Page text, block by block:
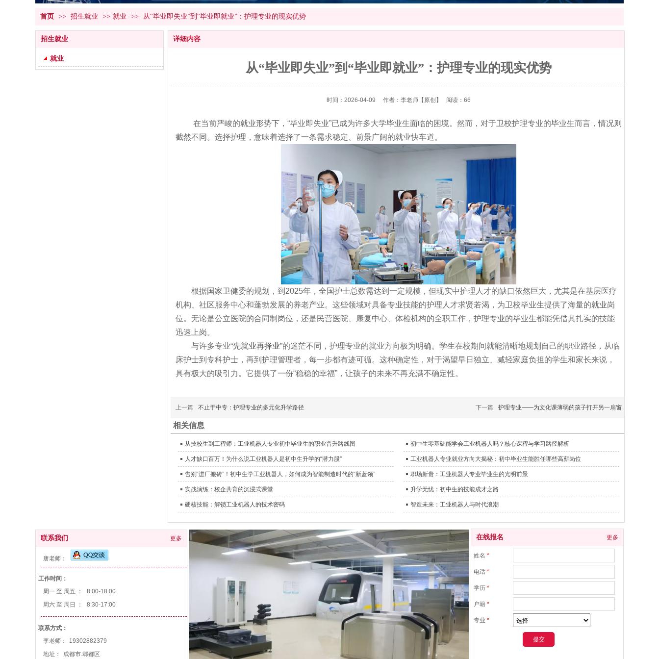
首页 >> 招生就业 >> 就业 >> 从“毕业即失业”到“毕业即就业”：护理专业的现实优势
招生就业
就业
详细内容
从“毕业即失业”到“毕业即就业”：护理专业的现实优势
时间：2026-04-09 作者：李老师 【原创】 阅读：66
在当前严峻的就业形势下，“毕业即失业”已成为许多大学毕业生面临的困境。然而，对于卫校护理专业的毕业生而言，情况则
截然不同。选择护理，意味着选择了一条需求稳定、前景广阔的就业快车道。
根据国家卫健委的规划，到2025年，全国护士总数需达到一定规模，但现实中护理人才的缺口依然巨大，尤其是在基层医疗
机构、社区服务中心和蓬勃发展的养老产业。这些领域对具备专业技能的护理人才求贤若渴，为卫校毕业生提供了海量的就业岗
位。无论是公立医院的合同制岗位，还是民营医院、康复中心、体检机构的全职工作，护理专业的毕业生都能凭借其扎实的技能
迅速上岗。
与许多专业“先就业再择业”的迷茫不同，护理专业的就业方向极为明确。学生在校期间就能清晰地规划自己的职业路径，从临
床护士到专科护士，再到护理管理者，每一步都有迹可循。这种确定性，对于渴望早日独立、减轻家庭负担的学生和家长来说，
具有极大的吸引力。它提供了一份“稳稳的幸福”，让孩子的未来不再充满不确定性。
上一篇 不止于中专：护理专业的多元化升学路径 下一篇 护理专业——为文化课薄弱的孩子打开另一扇窗
相关信息
从技校生到工程师：工业机器人专业初中毕业生的职业晋升路线图 初中生零基础能学会工业机器人吗？核心课程与学习路径解析
人才缺口百万！为什么说工业机器人是初中生升学的“潜力股” 工业机器人专业就业方向大揭秘：初中毕业生能胜任哪些高薪岗位
告别“进厂搬砖”！初中生学工业机器人，如何成为智能制造时代的“新蓝领” 职场新贵：工业机器人专业毕业生的光明前景
实战演练：校企共育的沉浸式课堂 升学无忧：初中生的技能成才之路
硬核技能：解锁工业机器人的技术密码 智造未来：工业机器人与时代浪潮
联系我们 更多
唐老师：
工作时间：
周一 至 周五 ：
8:00-18:00
周六 至 周日 ：
8:30-17:00
联系方式：
李老师：
19302882379
地址：
成都市.郫都区
在线报名 更多
姓名 *
电话 *
学历 *
户籍 *
专业 *